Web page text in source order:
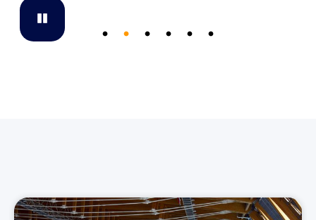
Pause
Go to slide 1
Go to slide 2
Go to slide 3
Go to slide 4
Go to slide 5
Go to slide 6